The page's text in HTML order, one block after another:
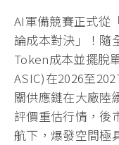
AI軍備競賽正式從
論成本對決」！隨
Token成本並擺脫
ASIC)在2026至
關供應鏈在大廠陸
評價重估行情，後
航下，爆發空間極